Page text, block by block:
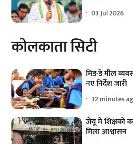
03 Jul 2026
कोलकाता सिटी
मिड-डे मील
नए निर्देश जारी
32 minutes
जेयू में शिक्षकों
मिला आश्वासन